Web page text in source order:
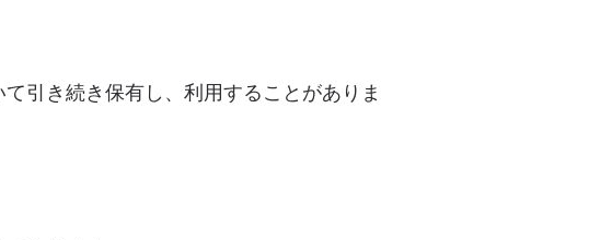
引き続き保有し、利用することがありま